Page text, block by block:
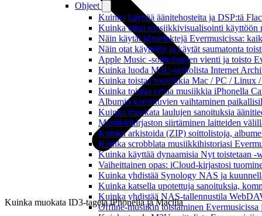
Ohjeet
Kuinka käyttää äänitehosteita ja DSP:tä
Kuinka ottaa musiikkivisualisointi käyttöön
Näin käytät ääniefektejä Evermusicissa:
Näin otat käyttöön ja käytät saumatonta
Apple Music -soittolistojen vienti ja toisto
Kuinka luoda M3U-soittolista Internet
Kuinka toistaa musiikkia Mac / PC / Linux
Kuinka toistaa omaa musiikkia iPhonella
Albumin kansikuvien vaihtaminen
Kuinka muokata laulujen sanoituksia
Musiikkikirjaston siirtäminen laitteiden
Kuinka arkistoida (ZIP) soittolistoja,
Kuinka scrobblata musiikkihistoriasi
Kuinka käyttää dynaamisia Nyt toistetaan
Vaiheittainen opas: iCloud-kirjastosi
Kuinka yhdistää Synology NAS ja
Kuinka katsella upotettuja sanoituksia,
Kuinka yhdistää NAS-tallennustila
Offline-musiikin toistaminen
Kuinka muokata ID3-tageja iPhonella ja Macilla